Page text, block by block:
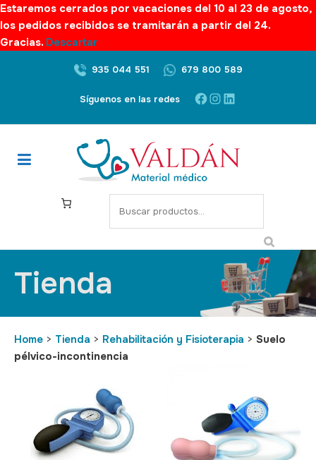
Estaremos cerrados por vacaciones del 10 al 23 de agosto,
los pedidos recibidos se tramitarán a partir del 24.
Gracias. Descartar
935 044 551 679 800 589
Síguenos en las redes
Tienda
Home > Tienda > Rehabilitación y Fisioterapia > Suelo
pélvico-incontinencia